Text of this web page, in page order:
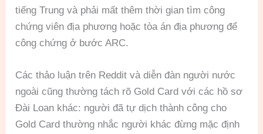
tiếng Trung và phải mất thêm thời gian tìm công
chứng viên địa phương hoặc tòa án địa phương để
công chứng ở bước ARC.
Các thảo luận trên Reddit và diễn đàn người nước
ngoài cũng thường tách rõ Gold Card với các hồ sơ
Đài Loan khác: người đã tự dịch thành công cho
Gold Card thường nhắc người khác đừng mặc định